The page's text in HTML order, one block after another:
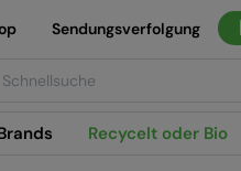
Recycelt oder Bio
Sendungsverfolgung